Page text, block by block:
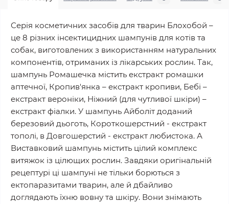
Серія косметичних засобів для тварин Блохобой –
це 8 різних інсектицидних шампунів для котів та
собак, виготовлених з використанням натуральних
компонентів, отриманих із лікарських рослин. Так,
шампунь Ромашечка містить екстракт ромашки
аптечної, Кропив'янка – екстракт кропиви, Бебі –
екстракт вероніки, Ніжний (для чутливої шкіри) –
екстракт фіалки. У шампунь Айболіт доданий
березовий дьоготь, Короткошерстний - екстракт
тополі, в Довгошерстий - екстракт любистока. А
Виставковий шампунь містить цілий комплекс
витяжок із цілющих рослин. Завдяки оригінальній
рецептурі ці шампуні не тільки борються з
ектопаразитами тварин, але й дбайливо
доглядають їхню вовну та шкіру. Вони знімають